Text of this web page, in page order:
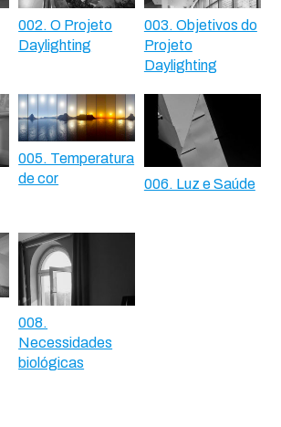
002. O Projeto
Daylighting
003. Objetivos do
Projeto
Daylighting
005. Temperatura
de cor
006. Luz e Saúde
008.
Necessidades
biológicas